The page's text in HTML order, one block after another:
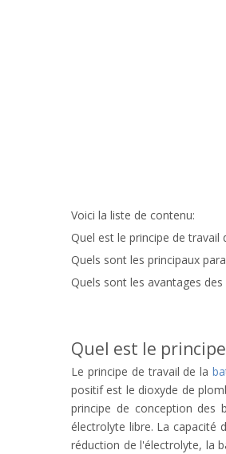
Voici la liste de contenu:
Quel est le principe de travail
Quels sont les principaux
Quels sont les avantages des
Quel est le
Le principe de travail de la
positif est le dioxyde de
principe de conception des
électrolyte libre. La capacité
réduction de l'électrolyte, la